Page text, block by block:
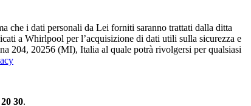
che i dati personali da Lei forniti saranno​ trattati dalla ditta
a Whirlpool per l’acquisizione di dati utili sulla sicurezza e
204, 20256 (MI), Italia al quale potrà rivolgersi per qualsiasi
30.